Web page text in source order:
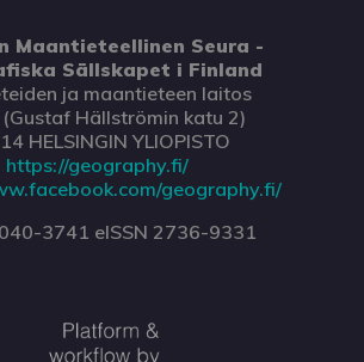
Maantieteellinen Seura -
Sällskapet i Finland
ja maantieteen laitos
(Gustaf Hällströmin katu 2)
HELSINGIN YLIOPISTO
https://geography.fi/
geography.fi/
3741 eISSN 2736-9331